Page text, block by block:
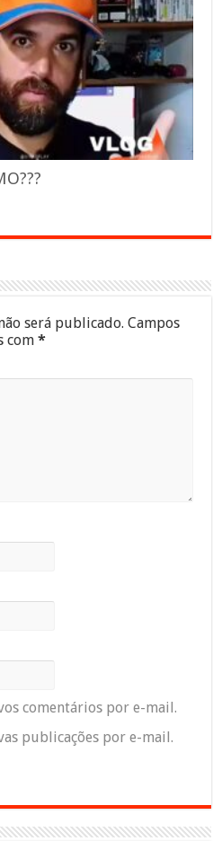
será publicado. Campos
com*
comentários por e-mail.
publicações por e-mail.